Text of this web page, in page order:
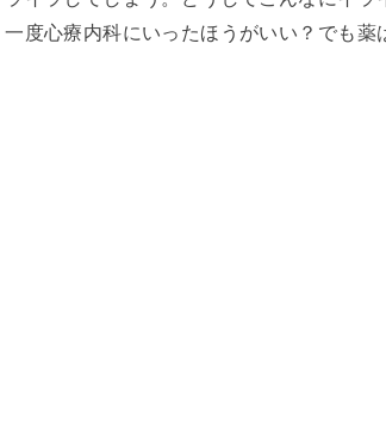
度心療内科にいったほうがいい？でも薬